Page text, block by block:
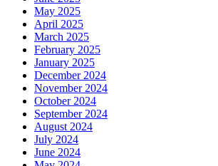
May 2025
April 2025
March 2025
February 2025
January 2025
December 2024
November 2024
October 2024
September 2024
August 2024
July 2024
June 2024